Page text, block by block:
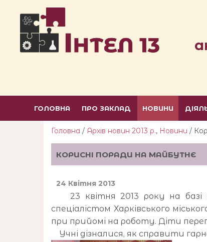
ГОЛОВНА ПРО ЗАКЛАД НОВИНИ
Головна / Архів новин 2013 р., Новини /
КОРИСНІ ПОРАДИ НА МАЙБУТНЄ
24 Квітня 2013
23 квітня 2013 року на базі
спеціалістом Харківського
при прийомі на роботу. Діти
Учні дізналися, як справити